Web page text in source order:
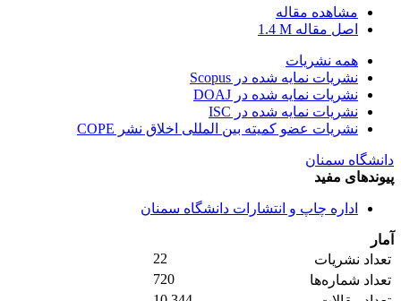
مشاهده مقاله
اصل مقاله 1.4 M
همه نشریات
نشریات نمایه شده در Scopus
نشریات نمایه شده در DOAJ
نشریات نمایه شده در ISC
نشریات عضو کمیته بین المللی اخلاق نشر COPE
دانشگاه سمنان
پیوندهای مفید
اداره چاپ و انتشارات دانشگاه سمنان
آمار
تعداد نشریات
22
تعداد شماره‌ها
720